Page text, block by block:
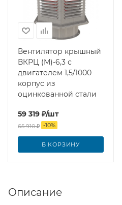
Вентилятор крышный
ВКРЦ (М)-6,3 с
двигателем 1,5/1000
корпус из
оцинкованной стали
59 319 ₽/шт
65 910₽ -10%
В КОРЗИНУ
Описание